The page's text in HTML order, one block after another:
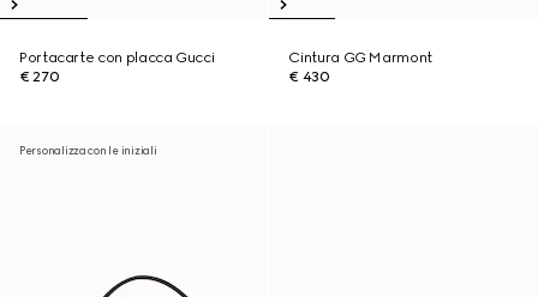
Portacarte con placca Gucci
€ 270
Cintura GG Marmont
€ 430
Personalizza con le iniziali